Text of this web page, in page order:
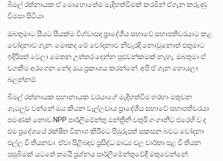
බිමල් රත්නායක ඒ මොහොතේම මැදිහත්වීමක් කරමින් ඒගැන කරුණු
විමසා සිටියා.
ඔබතුමාට සීයට සීයක්ම විශ්වාසද ප්‍රාදේශීය සභාවේ සභාපතිවරයාට කළ
චෝදනාව ගැන. මොකද මේ චෝදනාව නිවැරදි නොවුනොත් එතුමාට
ඉදිරිපත් වෙලා මෙතන උත්තර දෙන්න පුළුවන්කමක් නැහැ. ඔබතුමා ඒ
වගකීම අරගෙන නේද ඔය ප්‍රකාශය කරන්නේ. අපි ඒ ගැන හොයලා
බලන්නම්.
බිමල් රත්නායක සභානායක වරයාගේ මැදිහත්වීම හරහා මතුවන
ගැටලුව වන්නේ ඔය කියන වැල්ලවාය ප්‍රාදේශීය සභාවේ සභාපතිවරයා
පමණක් නොව NPP පාර්ලිමේන්තු මන්ත්‍රීනි චතුරි ගංගානිට එරෙහි ව ද
එම ප්‍රදේශයේ රක්ෂිත විනාශ කිරීමට පිඹුරුපත් සකසන බවට චෝදනා
එල්ල වී තියනවා. ඒවා පිළිබඳව ප්‍රසිද්ධ මාධ්‍ය වල වාර්තා පළ වී තියන
පසුබිමක් යටතේ තමයි ප්‍රශ්නය පාර්ලිමේන්තුවේදී මතුවෙන්නේ.